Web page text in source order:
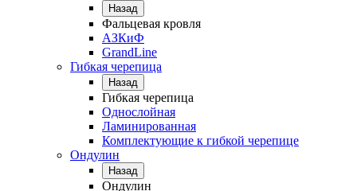
Назад
Фальцевая кровля
АЗКиФ
GrandLine
Гибкая черепица
Назад
Гибкая черепица
Однослойная
Ламинированная
Комплектующие к гибкой черепице
Ондулин
Назад
Ондулин